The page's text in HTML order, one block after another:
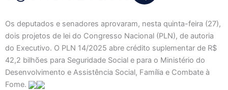
Os deputados e senadores aprovaram, nesta quinta-feira (27),
dois projetos de lei do Congresso Nacional (PLN), de autoria
do Executivo. O PLN 14/2025 abre crédito suplementar de R$
42,2 bilhões para Seguridade Social e para o Ministério do
Desenvolvimento e Assistência Social, Família e Combate à
Fome.